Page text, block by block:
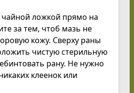
чайной ложкой прямо на
за тем, чтоб мазь не
кожу. Сверху раны
чистую стерильную
рану. Не нужно
клеенок или